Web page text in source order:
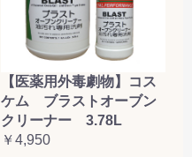
【医薬用外毒劇物】コス
ケム ブラストオーブン
クリーナー 3.78L
￥4,950